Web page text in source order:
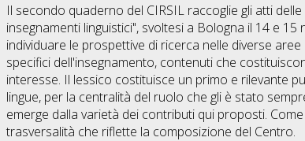
Il secondo quaderno del CIRSIL raccoglie gli atti
insegnamenti linguistici", svoltesi a Bologna il 14 e
individuare le prospettive di ricerca nelle diverse
specifici dell'insegnamento, contenuti che
interesse. Il lessico costituisce un primo e rilevante
lingue, per la centralità del ruolo che gli è stato
emerge dalla varietà dei contributi qui proposti.
trasversalità che riflette la composizione del Centro.